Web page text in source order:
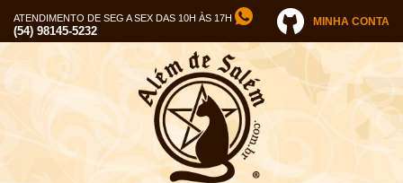
ATENDIMENTO DE SEG A SEX DAS 10H ÀS 17H
(54) 98145-5232
MINHA CONTA